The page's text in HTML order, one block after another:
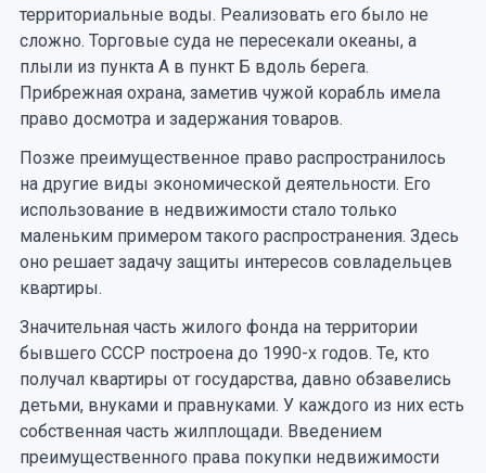
территориальные воды. Реализовать его было не
сложно. Торговые суда не пересекали океаны, а
плыли из пункта А в пункт Б вдоль берега.
Прибрежная охрана, заметив чужой корабль имела
право досмотра и задержания товаров.
Позже преимущественное право распространилось
на другие виды экономической деятельности. Его
использование в недвижимости стало только
маленьким примером такого распространения. Здесь
оно решает задачу защиты интересов совладельцев
квартиры.
Значительная часть жилого фонда на территории
бывшего СССР построена до 1990-х годов. Те, кто
получал квартиры от государства, давно обзавелись
детьми, внуками и правнуками. У каждого из них есть
собственная часть жилплощади. Введением
преимущественного права покупки недвижимости